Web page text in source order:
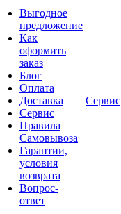
Выгодное
предложение
Как
оформить
заказ
Блог
Оплата
Доставка
Сервис
Правила
Самовывоза
Гарантии,
условия
возврата
Вопрос-
ответ
Сервис